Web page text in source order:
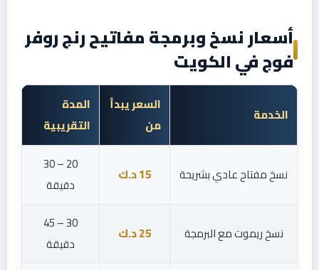
أسعار نسخ وبرمجة مفاتيح رنج روفر
فوج في الكويت
الخدمة
السعر يبدأ
من
المدة
التقريبية
نسخ مفتاح عادي بشريحة 15 د.ك
20 – 30
دقيقة
نسخ ريموت مع البرمجة 25 د.ك
30 – 45
دقيقة